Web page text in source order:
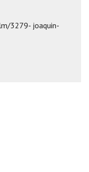
3279- joaquin-